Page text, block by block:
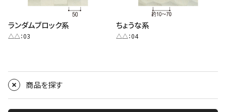
ランダムブロック系
△△：03
ちょうな系
△△：04
商品を探す